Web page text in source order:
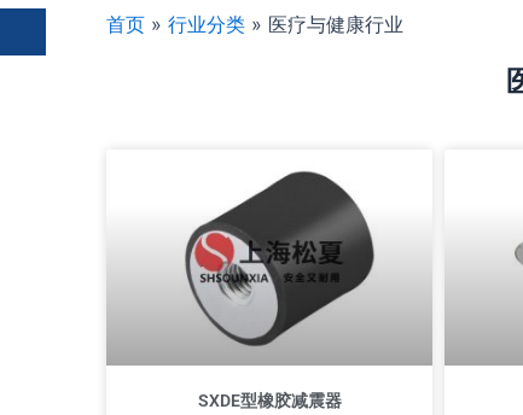
首页 » 行业分类 » 医疗与健康行业
SXDE型橡胶减震器